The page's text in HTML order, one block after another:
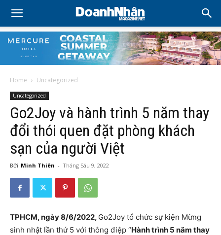
Home Uncategorized
Uncategorized
Go2Joy và hành trình 5 năm thay
đổi thói quen đặt phòng khách
sạn của người Việt
Bởi Minh Thiên - Tháng Sáu 9, 2022
TPHCM, ngày 8/6/2022, Go2Joy tổ chức sự kiện Mừng
sinh nhật lần thứ 5 với thông điệp “Hành trình 5 năm thay